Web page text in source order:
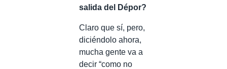
salida del Dépor?
Claro que sí, pero,
diciéndolo ahora,
mucha gente va a
decir “como no